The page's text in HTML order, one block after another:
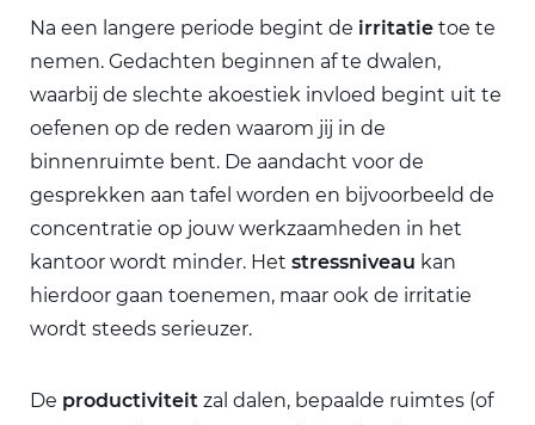
Na een langere periode begint de irritatie toe te
nemen. Gedachten beginnen af te dwalen,
waarbij de slechte akoestiek invloed begint uit te
oefenen op de reden waarom jij in de
binnenruimte bent. De aandacht voor de
gesprekken aan tafel worden en bijvoorbeeld de
concentratie op jouw werkzaamheden in het
kantoor wordt minder. Het stressniveau kan
hierdoor gaan toenemen, maar ook de irritatie
wordt steeds serieuzer.
De productiviteit zal dalen, bepaalde ruimtes (of